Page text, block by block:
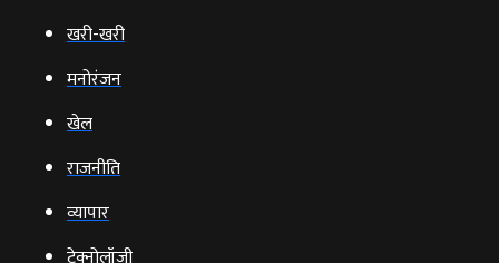
खरी-खरी
मनोरंजन
खेल
राजनीति
व्‍यापार